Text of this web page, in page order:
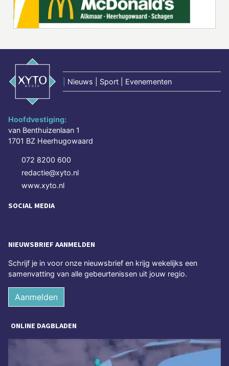
Nieuws | Sport | Evenementen
Hoofdvestiging:
van Benthuizenlaan 1
1701 BZ Heerhugowaard
072 8200 600
redactie@xyto.nl
www.xyto.nl
SOCIAL MEDIA
NIEUWSBRIEF AANMELDEN
Schrijf je in voor onze nieuwsbrief en krijg wekelijks een
samenvatting van alle gebeurtenissen uit jouw regio.
Aanmelden
ONLINE DAGBLADEN